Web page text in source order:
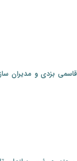
قاسمی بزدی و مدیران